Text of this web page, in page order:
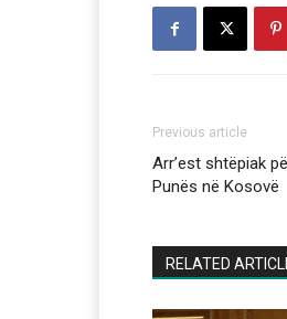
Previous article
Arr’est shtëpiak
Punës në Kosovë
RELATED